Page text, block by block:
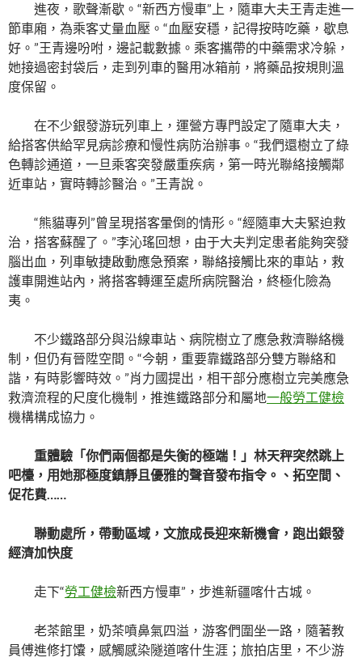
進夜，歌聲漸歇。“新西方慢車”上，隨車大夫王青走進一
節車廂，為乘客丈量血壓。“血壓安穩，記得按時吃藥，歇息
好。”王青邊吩咐，邊記載數據。乘客攜帶的中藥需求冷躲，
她接過密封袋后，走到列車的醫用冰箱前，將藥品按規則溫
度保留。
在不少銀發游玩列車上，運營方專門設定了隨車大夫，
給搭客供給罕見病診療和慢性病防治辦事。“我們還樹立了綠
色轉診通道，一旦乘客突發嚴重疾病，第一時光聯絡接觸鄰
近車站，實時轉診醫治。”王青說。
“熊貓專列”曾呈現搭客暈倒的情形。“經隨車大夫緊迫救
治，搭客蘇醒了。”李沁瑤回想，由于大夫判定患者能夠突發
腦出血，列車敏捷啟動應急預案，聯絡接觸比來的車站，救
護車開進站內，將搭客轉運至處所病院醫治，終極化險為
夷。
不少鐵路部分與沿線車站、病院樹立了應急救濟聯絡機
制，但仍有晉陞空間。“今朝，重要靠鐵路部分雙方聯絡和
諧，有時影響時效。”肖力國提出，相干部分應樹立完美應急
救濟流程的尺度化機制，推進鐵路部分和屬地一般勞工健檢
機構構成協力。
重體驗「你們兩個都是失衡的極端！」林天秤突然跳上
吧檯，用她那極度鎮靜且優雅的聲音發布指令。、拓空間、
促花費……
聯動處所，帶動區域，文旅成長迎來新機會，跑出銀發
經濟加快度
走下“勞工健檢新西方慢車”，步進新疆喀什古城。
老茶館里，奶茶噴鼻氣四溢，游客們圍坐一路，隨著教
員傅進修打馕，感觸感染隧道喀什生涯；旅拍店里，不少游